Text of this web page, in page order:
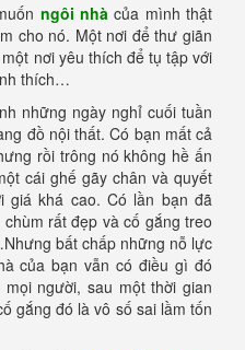
ngôi nhà của mình thật
cho nó. Một nơi để thư giãn
nơi yêu thích để tụ tập với
thích…
những ngày nghỉ cuối tuần
đồ nội thất. Có bạn mất cả
rồi trông nó không hề ấn
cái ghế gãy chân và quyết
giá khá cao. Có lần bạn đã
rất đẹp và cố gắng treo
bất chấp những nỗ lực
của bạn vẫn có điều gì đó
người, sau một thời gian
gắng đó là vô số sai lầm tốn